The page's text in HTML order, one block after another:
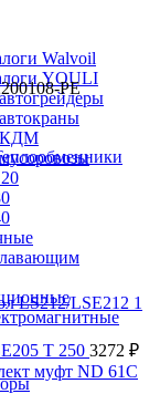
Walvoil
YOULI
КДМ
PE
LS212/LSE212 1
T 250 3272 ₽
муфт ND 61C